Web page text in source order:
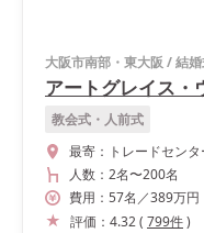
大阪市南部・東大阪 /結
アートグレイス・
教会式・人前式
最寄： トレードセン
人数： 2名〜200名
費用： 57名 ／389万円
評価： 4.32( 799件)